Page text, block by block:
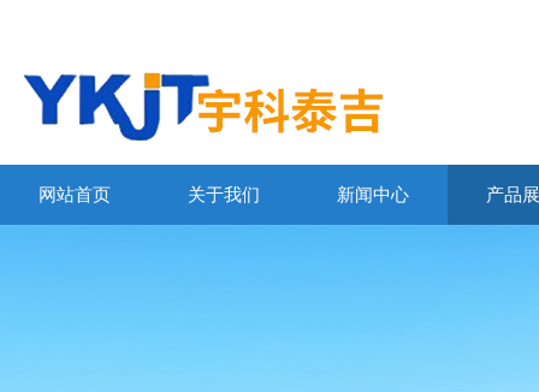
网站首页 关于我们 新闻中心 产品